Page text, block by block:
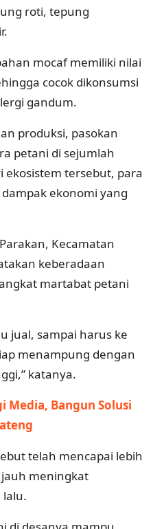
roti, tepung
mocaf memiliki nilai
cocok dikonsumsi
gandum.
produksi, pasokan
petani di sejumlah
ekosistem tersebut, para
ekonomi yang
Kecamatan
keberadaan
martabat petani
jual, sampai harus ke
menampung dengan
katanya.
Media, Bangun Solusi
telah mencapai lebih
meningkat
lalu.